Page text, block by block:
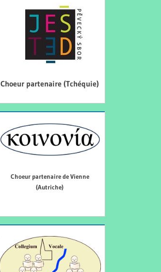
Choeur partenaire (Tchéquie)
Choeur partenaire de Vienne
(Autriche)